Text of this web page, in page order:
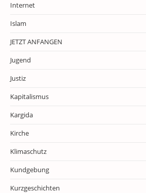
Internet
Islam
JETZT ANFANGEN
Jugend
Justiz
Kapitalismus
Kargida
Kirche
Klimaschutz
Kundgebung
Kurzgeschichten